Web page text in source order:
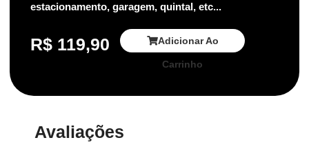
estacionamento, garagem, quintal, etc...
R$ 119,90 Adicionar Ao
Carrinho
Avaliações